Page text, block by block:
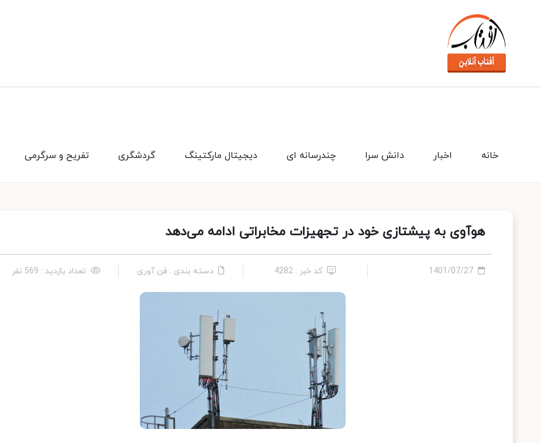
تفریح و سرگرمی گردشگری دیجیتال مارکتینگ چندرسانه ای دانش سرا اخبار خانه
هوآوی به پیشتازی خود در تجهیزات مخابراتی ادامه می‌دهد
1401/07/27 کد خبر : 4282 دسته بندی : فن آوری تعداد بازدید : 569 نفر